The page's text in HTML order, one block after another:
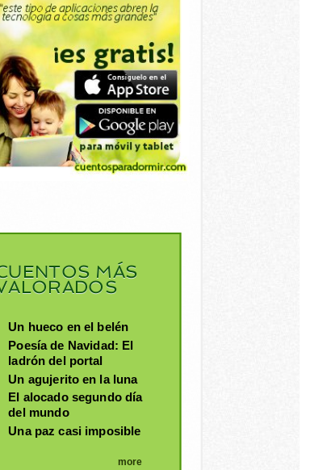
MÁS
Un hueco en el belén
Poesía de Navidad: El
ladrón del portal
Un agujerito en la luna
El alocado segundo día
del mundo
Una paz casi imposible
more